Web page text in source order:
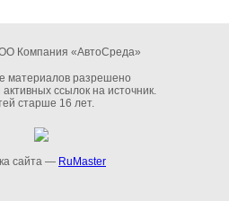
Компания «АвтоСреда»
материалов разрешено
ссылок на источник.
старше 16 лет.
сайта — RuMaster